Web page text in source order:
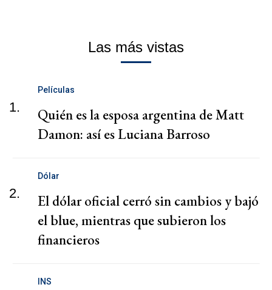
Las más vistas
1.
Películas
Quién es la esposa argentina de Matt
Damon: así es Luciana Barroso
2.
Dólar
El dólar oficial cerró sin cambios y bajó
el blue, mientras que subieron los
financieros
INS